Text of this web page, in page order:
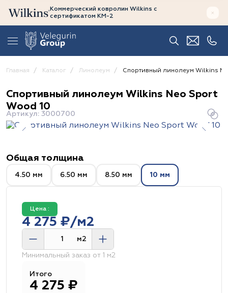
Коммерческий ковролин Wilkins с
сертификатом КМ-2
Главная Каталог Линолеум Спортивный линолеум Wilkins
Спортивный линолеум Wilkins Neo Sport
Wood 10
Артикул: 3000700
Общая толщина
4.50 мм 6.50 мм 8.50 мм 10 мм
Цена :
4 275 ₽/м2
м2
Минимальный заказ от 1 м2
Итого
4 275 ₽